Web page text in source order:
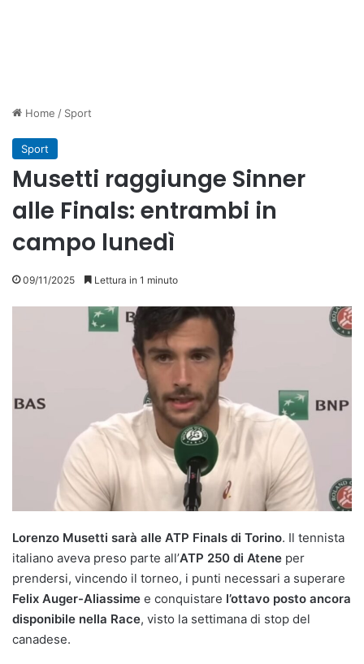
Home / Sport
Sport
Musetti raggiunge Sinner
alle Finals: entrambi in
campo lunedì
09/11/2025 Lettura in 1 minuto
Lorenzo Musetti sarà alle ATP Finals di Torino. Il tennista
italiano aveva preso parte all’ATP 250 di Atene per
prendersi, vincendo il torneo, i punti necessari a superare
Felix Auger-Aliassime e conquistare l’ottavo posto ancora
disponibile nella Race, visto la settimana di stop del
canadese.